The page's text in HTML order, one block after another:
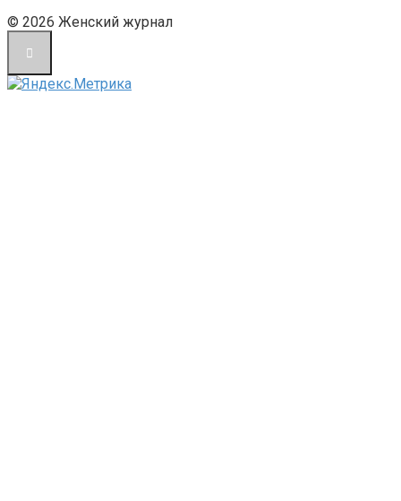
© 2026 Женский журнал